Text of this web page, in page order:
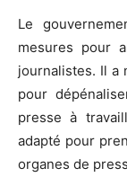
Le
mesures pour
journalistes. Il a
pour
presse à
adapté pour
organes de